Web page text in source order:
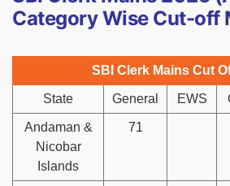
Category Wise Cut-off
SBI Clerk Mains Cut
State General EWS
Andaman &
Nicobar
Islands
71